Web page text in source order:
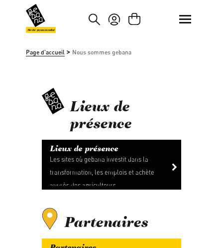
au contenu principal
Passer à la recherche
Marché paysan mondial
Page d'accueil > Nous sommes gebana
Lieux de
présence
Lieux de présence
Les sites où gebana investit dans la
transformation, les emplois et achète
auprès des agriculteurs.
Partenaires